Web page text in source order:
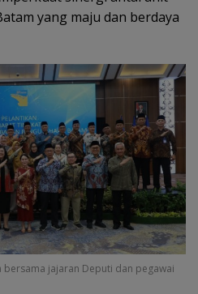
yang maju dan berdaya
bersama jajaran Deputi dan pegawai